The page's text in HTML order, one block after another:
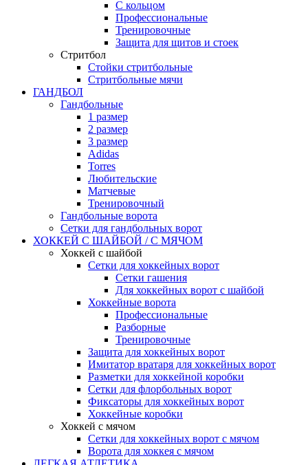
С кольцом
Профессиональные
Тренировочные
Защита для щитов и стоек
Стритбол
Стойки стритбольные
Стритбольные мячи
ГАНДБОЛ
Гандбольные
1 размер
2 размер
3 размер
Adidas
Torres
Любительские
Матчевые
Тренировочный
Гандбольные ворота
Сетки для гандбольных ворот
ХОККЕЙ С ШАЙБОЙ / С МЯЧОМ
Хоккей с шайбой
Сетки для хоккейных ворот
Сетки гашения
Для хоккейных ворот с шайбой
Хоккейные ворота
Профессиональные
Разборные
Тренировочные
Защита для хоккейных ворот
Имитатор вратаря для хоккейных ворот
Разметки для хоккейной коробки
Сетки для флорбольных ворот
Фиксаторы для хоккейных ворот
Хоккейные коробки
Хоккей с мячом
Сетки для хоккейных ворот с мячом
Ворота для хоккея с мячом